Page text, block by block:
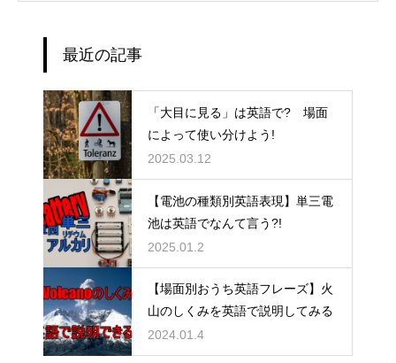
最近の記事
「大目に見る」は英語で? 場面
によって使い分けよう!
2025.03.12
【電池の種類別英語表現】単三電
池は英語でなんて言う?!
2025.01.2
【場面別おうち英語フレーズ】火
山のしくみを英語で説明してみる
2024.01.4